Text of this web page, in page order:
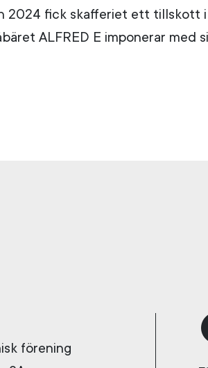
2024 fick skafferiet ett
ALFRED E imponerar med
förening